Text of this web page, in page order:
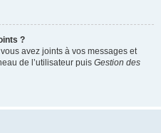
?
avez joints à vos messages et
de l’utilisateur puis Gestion des